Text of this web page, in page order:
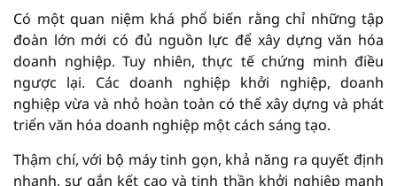
Có một quan niệm khá phổ biến rằng chỉ những tập
đoàn lớn mới có đủ nguồn lực để xây dựng văn hóa
doanh nghiệp. Tuy nhiên, thực tế chứng minh điều
ngược lại. Các doanh nghiệp khởi nghiệp, doanh
nghiệp vừa và nhỏ hoàn toàn có thể xây dựng và phát
triển văn hóa doanh nghiệp một cách sáng tạo.
Thậm chí, với bộ máy tinh gọn, khả năng ra quyết định
nhanh, sự gắn kết cao và tinh thần khởi nghiệp mạnh